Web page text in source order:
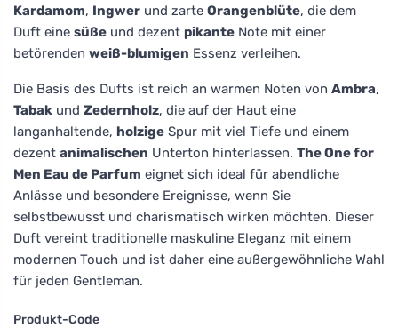
Kardamom, Ingwer und zarte Orangenblüte, die dem
Duft eine süße und dezent pikante Note mit einer
betörenden weiß-blumigen Essenz verleihen.
Die Basis des Dufts ist reich an warmen Noten von Ambra,
Tabak und Zedernholz, die auf der Haut eine
langanhaltende, holzige Spur mit viel Tiefe und einem
dezent animalischen Unterton hinterlassen. The One for
Men Eau de Parfum eignet sich ideal für abendliche
Anlässe und besondere Ereignisse, wenn Sie
selbstbewusst und charismatisch wirken möchten. Dieser
Duft vereint traditionelle maskuline Eleganz mit einem
modernen Touch und ist daher eine außergewöhnliche Wahl
für jeden Gentleman.
Produkt-Code